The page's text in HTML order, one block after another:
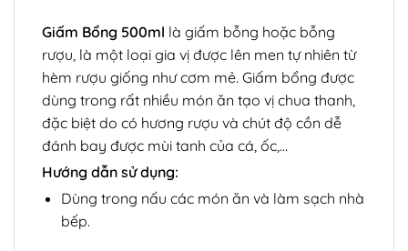
Giấm Bổng 500ml là giấm bỗng hoặc bỗng
rượu, là một loại gia vị được lên men tự nhiên từ
hèm rượu giống như cơm mẻ. Giấm bổng được
dùng trong rất nhiều món ăn tạo vị chua thanh,
đặc biệt do có hương rượu và chút độ cồn dễ
đánh bay được mùi tanh của cá, ốc,…
Hướng dẫn sử dụng:
Dùng trong nấu các món ăn và làm sạch nhà
bếp.